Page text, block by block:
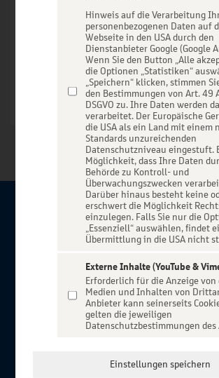
Zur Startseite
Über BBBank-Entertain
Service für alle Kunden der BBBank. Auf
Portal finden Sie Tickets für atemberaubende
Musicals und Shows, die Fußball-
Champions League und die Europa League.
In Zusammenarbeit mit
Hinweis auf die Verarbeitung
personenbezogenen Daten auf
Webseite in den USA durch den
Dienstanbieter Google (Google
Wenn Sie den Button „Alle
die Optionen „Statistiken“
„Speichern“ klicken, stimmen
den Bestimmungen von Art. 49
DSGVO zu. Ihre Daten werden
verarbeitet. Der Europäische
die USA als ein Land mit einem
Standards unzureichenden
Datenschutzniveau eingestuft.
Möglichkeit, dass Ihre Daten
Behörde zu Kontroll- und
Überwachungszwecken
Darüber hinaus besteht keine
erschwert die Möglichkeit
einzulegen. Falls Sie nur die
„Essenziell“ auswählen, findet
Übermittlung in die USA nicht
Externe Inhalte (YouTube &
Erforderlich für die Anzeige
Medien und Inhalten von
Anbieter kann seinerseits
gelten die jeweiligen
Datenschutzbestimmungen des
Einstellungen speichern